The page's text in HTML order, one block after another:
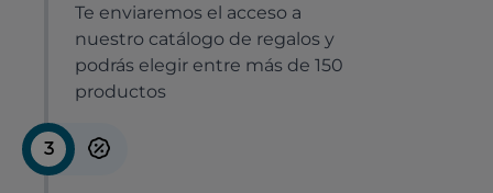
Te enviaremos el acceso a
nuestro catálogo de regalos y
podrás elegir entre más de 150
productos
3